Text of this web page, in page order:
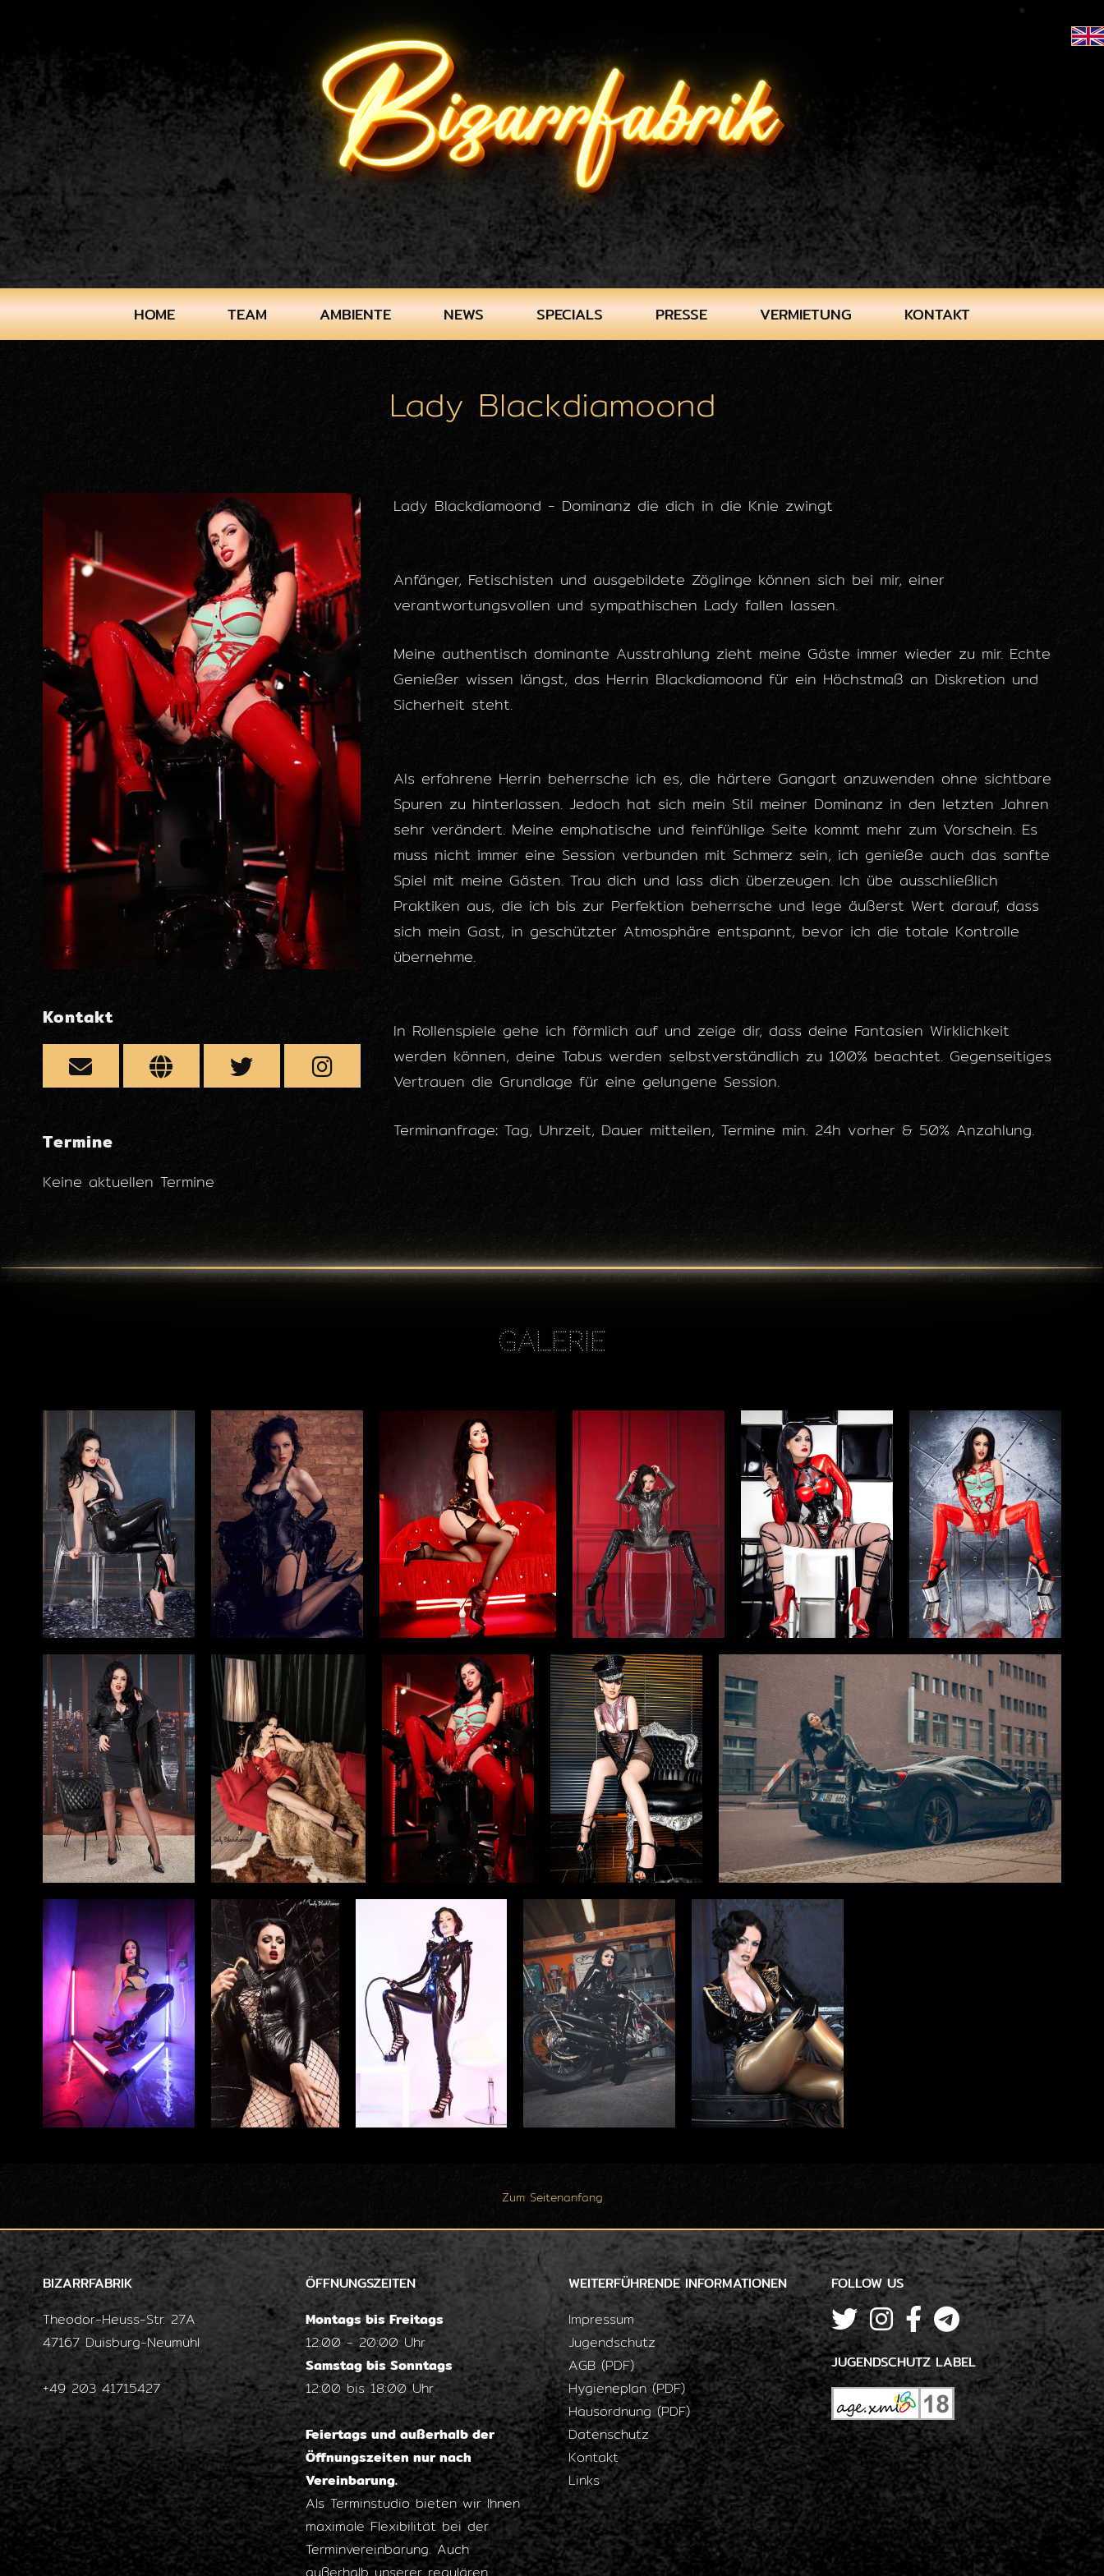
HOME TEAM AMBIENTE NEWS SPECIALS PRESSE VERMIETUNG KONTAKT
Lady Blackdiamoond
Kontakt
Termine
Keine aktuellen Termine
Lady Blackdiamoond - Dominanz die dich in die Knie zwingt
Anfänger, Fetischisten und ausgebildete Zöglinge können sich bei mir, einer
verantwortungsvollen und sympathischen Lady fallen lassen.
Meine authentisch dominante Ausstrahlung zieht meine Gäste immer wieder zu mir. Echte
Genießer wissen längst, das Herrin Blackdiamoond für ein Höchstmaß an Diskretion und
Sicherheit steht.
Als erfahrene Herrin beherrsche ich es, die härtere Gangart anzuwenden ohne sichtbare
Spuren zu hinterlassen. Jedoch hat sich mein Stil meiner Dominanz in den letzten Jahren
sehr verändert. Meine emphatische und feinfühlige Seite kommt mehr zum Vorschein. Es
muss nicht immer eine Session verbunden mit Schmerz sein, ich genieße auch das sanfte
Spiel mit meine Gästen. Trau dich und lass dich überzeugen. Ich übe ausschließlich
Praktiken aus, die ich bis zur Perfektion beherrsche und lege äußerst Wert darauf, dass
sich mein Gast, in geschützter Atmosphäre entspannt, bevor ich die totale Kontrolle
übernehme.
In Rollenspiele gehe ich förmlich auf und zeige dir, dass deine Fantasien Wirklichkeit
werden können, deine Tabus werden selbstverständlich zu 100% beachtet. Gegenseitiges
Vertrauen die Grundlage für eine gelungene Session.
Terminanfrage: Tag, Uhrzeit, Dauer mitteilen, Termine min. 24h vorher & 50% Anzahlung.
Galerie
Zum Seitenanfang
BIZARRFABRIK
Theodor-Heuss-Str. 27A
47167 Duisburg-Neumühl
+49 203 41715427
ÖFFNUNGSZEITEN
Montags bis Freitags
12:00 - 20:00 Uhr
Samstag bis Sonntags
12:00 bis 18:00 Uhr
Feiertags und außerhalb der
Öffnungszeiten nur nach
Vereinbarung.
Als Terminstudio bieten wir Ihnen
maximale Flexibilität bei der
Terminvereinbarung. Auch
WEITERFÜHRENDE INFORMATIONEN
Impressum
Jugendschutz
AGB (PDF)
Hygieneplan (PDF)
Hausordnung (PDF)
Datenschutz
Kontakt
Links
FOLLOW US
JUGENDSCHUTZ LABEL